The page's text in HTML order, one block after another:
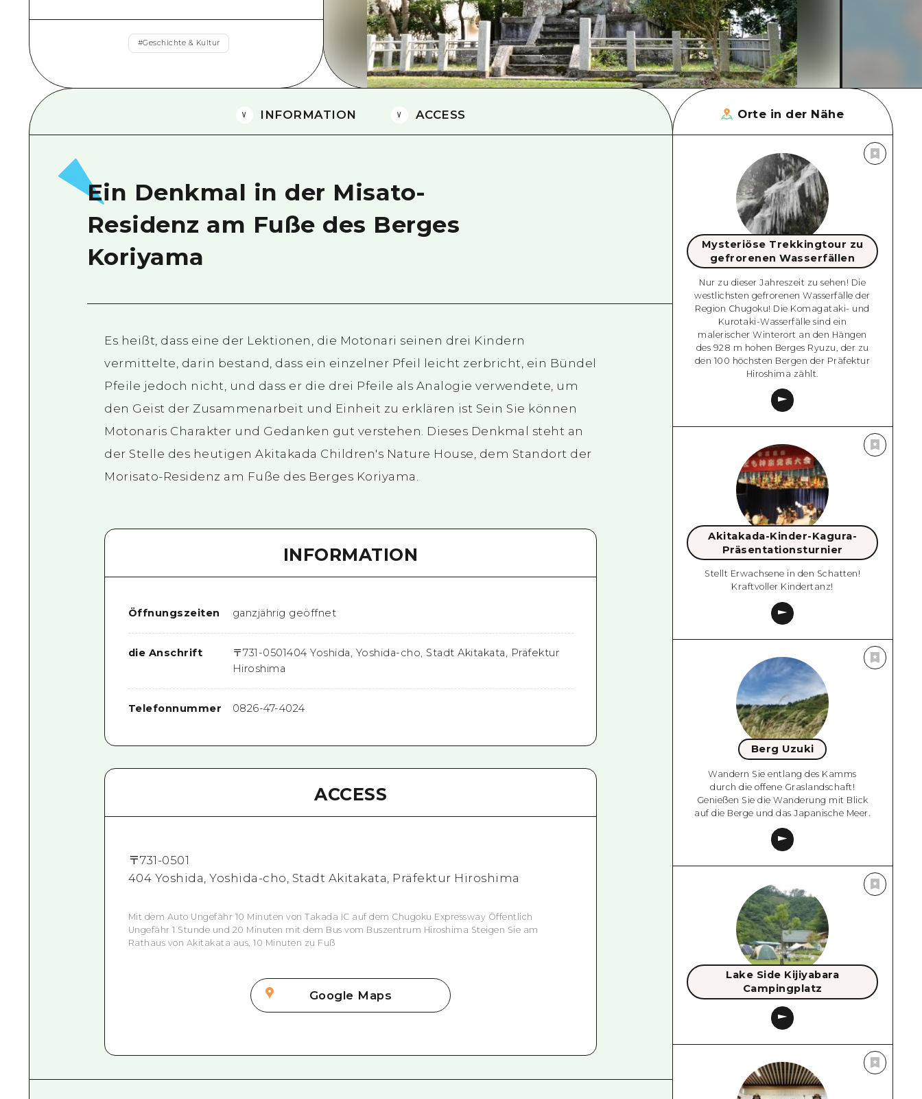
Östliches Yamaguchi
Ehime
Shimane
#Geschichte & Kultur
INFORMATION ACCESS
Ein Denkmal in der Misato-
Residenz am Fuße des Berges
Koriyama
Es heißt, dass eine der Lektionen, die Motonari seinen drei Kindern
vermittelte, darin bestand, dass ein einzelner Pfeil leicht zerbricht, ein Bündel
Pfeile jedoch nicht, und dass er die drei Pfeile als Analogie verwendete, um
den Geist der Zusammenarbeit und Einheit zu erklären ist Sein Sie können
Motonaris Charakter und Gedanken gut verstehen. Dieses Denkmal steht an
der Stelle des heutigen Akitakada Children's Nature House, dem Standort der
Morisato-Residenz am Fuße des Berges Koriyama.
INFORMATION
Öffnungszeiten ganzjährig geöffnet
die Anschrift 〒731-0501404 Yoshida, Yoshida-cho, Stadt Akitakata, Präfektur
Hiroshima
Telefonnummer 0826-47-4024
ACCESS
〒731-0501
404 Yoshida, Yoshida-cho, Stadt Akitakata, Präfektur Hiroshima
Mit dem Auto Ungefähr 10 Minuten von Takada IC auf dem Chugoku Expressway Öffentlich
Ungefähr 1 Stunde und 20 Minuten mit dem Bus vom Buszentrum Hiroshima Steigen Sie am
Rathaus von Akitakata aus, 10 Minuten zu Fuß
Google Maps
Orte in der Nähe
Mysteriöse Trekkingtour zu
gefrorenen Wasserfällen
Nur zu dieser Jahreszeit zu sehen! Die
westlichsten gefrorenen Wasserfälle der
Region Chugoku! Die Komagataki- und
Kurotaki-Wasserfälle sind ein
malerischer Winterort an den Hängen
des 928 m hohen Berges Ryuzu, der zu
den 100 höchsten Bergen der Präfektur
Hiroshima zählt.
Akitakada-Kinder-Kagura-
Präsentationsturnier
Stellt Erwachsene in den Schatten!
Kraftvoller Kindertanz!
Berg Uzuki
Wandern Sie entlang des Kamms
durch die offene Graslandschaft!
Genießen Sie die Wanderung mit Blick
auf die Berge und das Japanische Meer.
Lake Side Kijiyabara
Campingplatz